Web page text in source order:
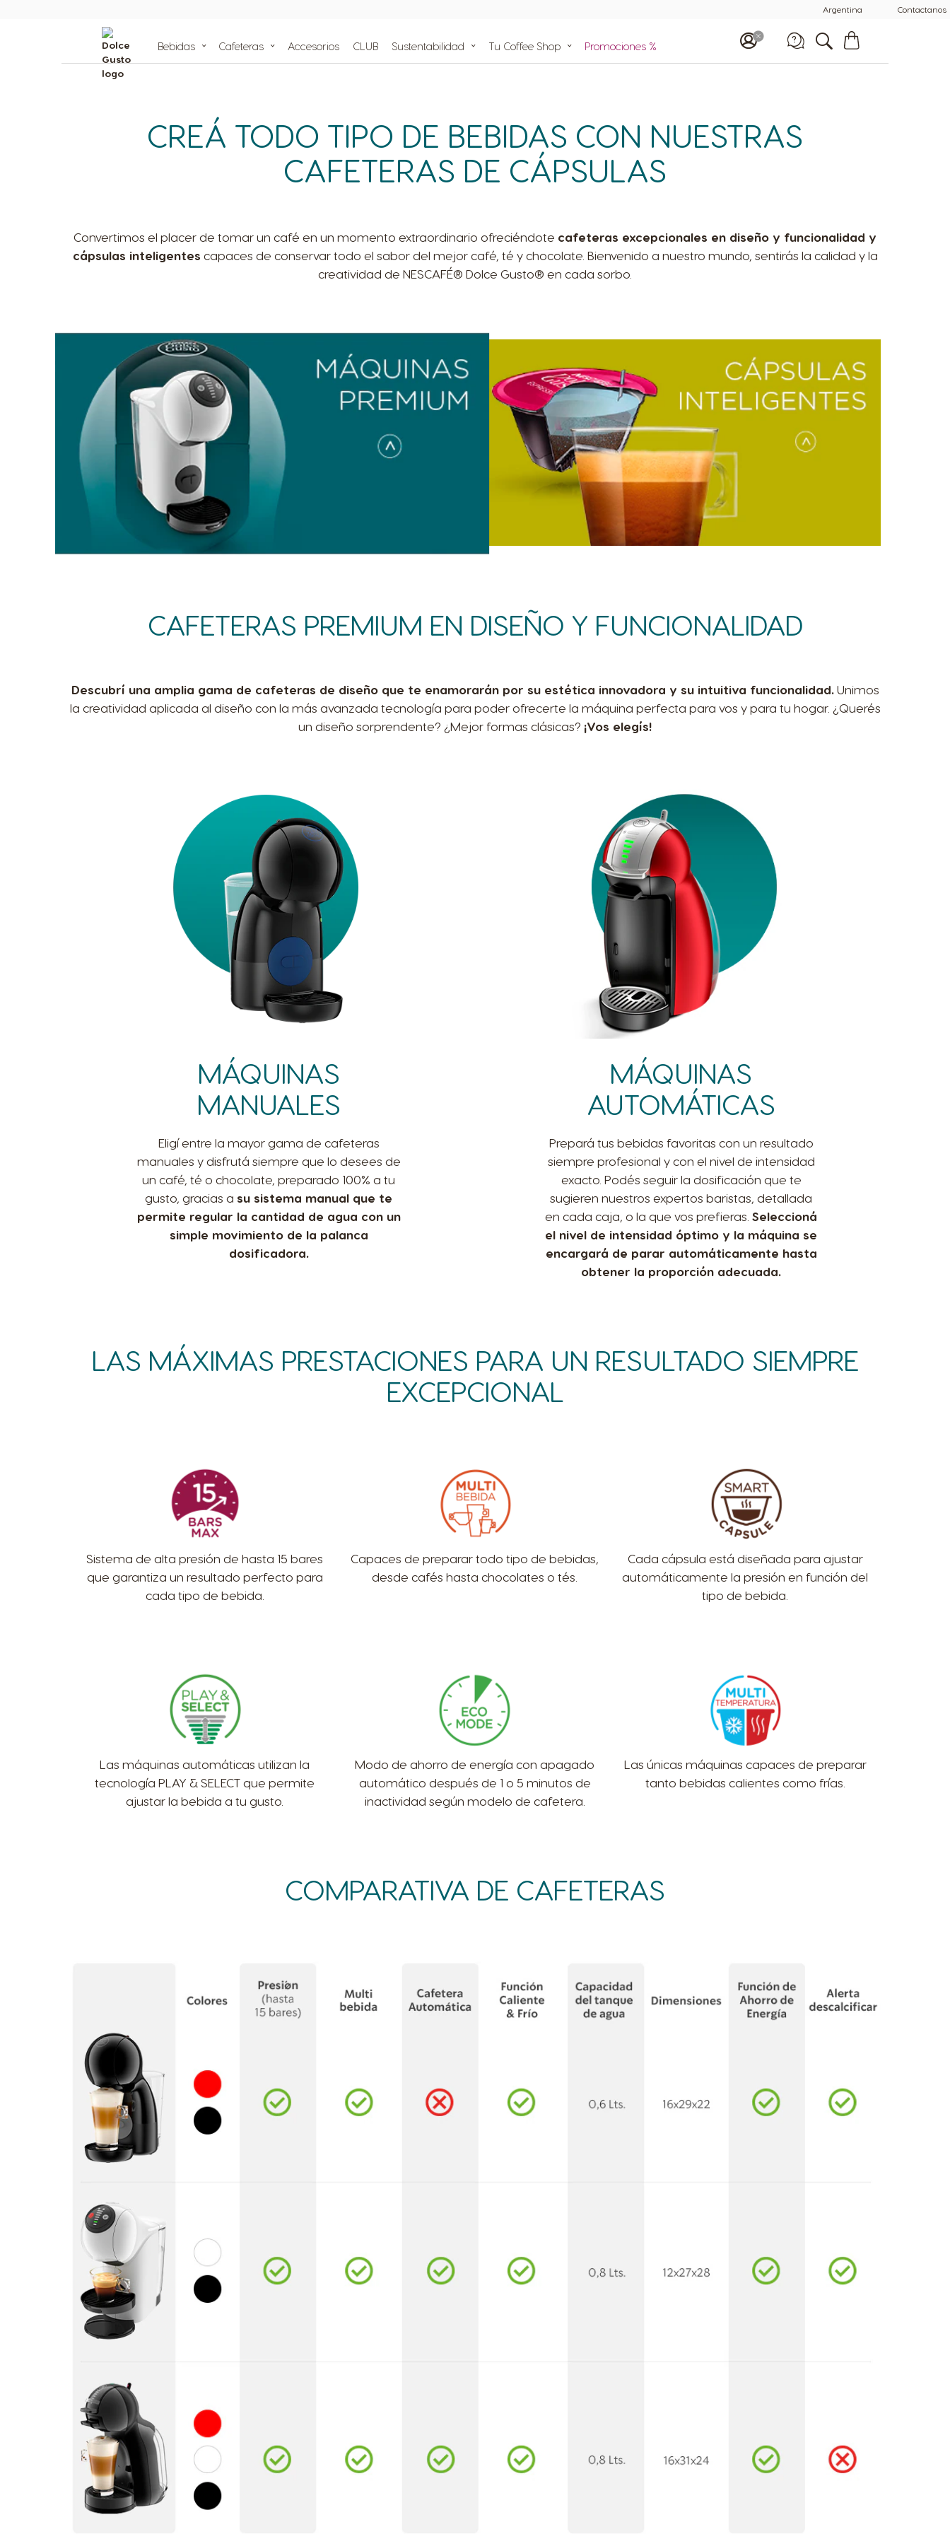
Argentina Contactanos
Bebidas Cafeteras Accesorios CLUB Sustentabilidad Tu Coffee Shop Promociones %
Llamanos al
CREÁ TODO TIPO DE BEBIDAS CON NUESTRAS
CAFETERAS DE CÁPSULAS
Convertimos el placer de tomar un café en un momento extraordinario ofreciéndote cafeteras excepcionales en diseño y funcionalidad y
cápsulas inteligentes capaces de conservar todo el sabor del mejor café, té y chocolate. Bienvenido a nuestro mundo, sentirás la calidad y la
creatividad de NESCAFÉ® Dolce Gusto® en cada sorbo.
CAFETERAS PREMIUM EN DISEÑO Y FUNCIONALIDAD
Descubrí una amplia gama de cafeteras de diseño que te enamorarán por su estética innovadora y su intuitiva funcionalidad.Unimos
la creatividad aplicada al diseño con la más avanzada tecnología para poder ofrecerte la máquina perfecta para vos y para tu hogar. ¿Querés
un diseño sorprendente? ¿Mejor formas clásicas? ¡Vos elegís!
MÁQUINAS
MANUALES
Eligí entre la mayor gama de cafeteras
manuales y disfrutá siempre que lo desees de
un café, té o chocolate, preparado 100% a tu
gusto, gracias a su sistema manual que te
permite regular la cantidad de agua con un
simple movimiento de la palanca
dosificadora.
MÁQUINAS
AUTOMÁTICAS
Prepará tus bebidas favoritas con un resultado
siempre profesional y con el nivel de intensidad
exacto. Podés seguir la dosificación que te
sugieren nuestros expertos baristas, detallada
en cada caja, o la que vos prefieras.Seleccioná
el nivel de intensidad óptimo y la máquina se
encargará de parar automáticamente hasta
obtener la proporción adecuada.
LAS MÁXIMAS PRESTACIONES PARA UN RESULTADO SIEMPRE
EXCEPCIONAL
Sistema de alta presión de hasta 15 bares
que garantiza un resultado perfecto para
cada tipo de bebida.
Capaces de preparar todo tipo de bebidas,
desde cafés hasta chocolates o tés.
Cada cápsula está diseñada para ajustar
automáticamente la presión en función del
tipo de bebida.
Las máquinas automáticas utilizan la
tecnología PLAY & SELECT que permite
ajustar la bebida a tu gusto.
Modo de ahorro de energía con apagado
automático después de 1 o 5 minutos de
inactividad según modelo de cafetera.
Las únicas máquinas capaces de preparar
tanto bebidas calientes como frías.
COMPARATIVA DE CAFETERAS